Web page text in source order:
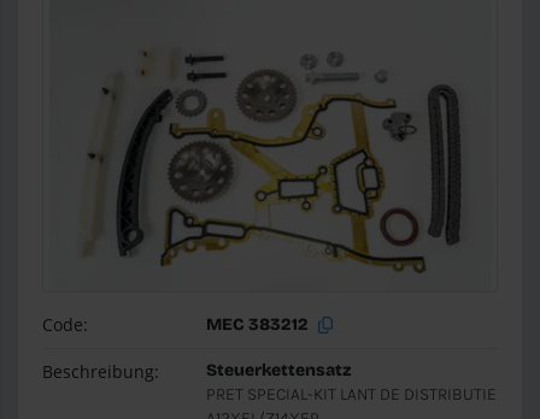
Code: MEC 383212
Beschreibung:
Steuerkettensatz
PRET SPECIAL-KIT LANT DE DISTRIBUTIE